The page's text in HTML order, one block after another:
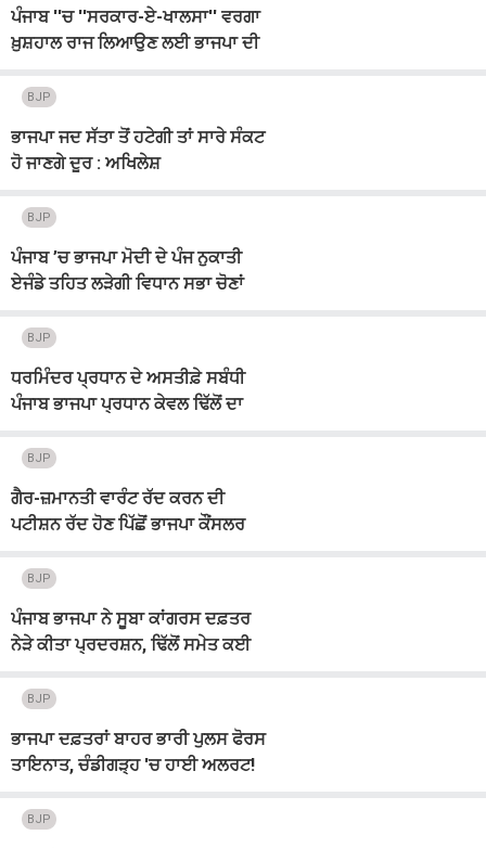
ਪੰਜਾਬ ''ਚ ''ਸਰਕਾਰ-ਏ-ਖਾਲਸਾ'' ਵਰਗਾ
ਖ਼ੁਸ਼ਹਾਲ ਰਾਜ ਲਿਆਉਣ ਲਈ ਭਾਜਪਾ ਦੀ
BJP
ਭਾਜਪਾ ਜਦ ਸੱਤਾ ਤੋਂ ਹਟੇਗੀ ਤਾਂ ਸਾਰੇ ਸੰਕਟ
ਹੋ ਜਾਣਗੇ ਦੂਰ : ਅਖਿਲੇਸ਼
BJP
ਪੰਜਾਬ ’ਚ ਭਾਜਪਾ ਮੋਦੀ ਦੇ ਪੰਜ ਨੁਕਾਤੀ
ਏਜੰਡੇ ਤਹਿਤ ਲੜੇਗੀ ਵਿਧਾਨ ਸਭਾ ਚੋਣਾਂ
BJP
ਧਰਮਿੰਦਰ ਪ੍ਰਧਾਨ ਦੇ ਅਸਤੀਫ਼ੇ ਸਬੰਧੀ
ਪੰਜਾਬ ਭਾਜਪਾ ਪ੍ਰਧਾਨ ਕੇਵਲ ਢਿੱਲੋਂ ਦਾ
BJP
ਗੈਰ-ਜ਼ਮਾਨਤੀ ਵਾਰੰਟ ਰੱਦ ਕਰਨ ਦੀ
ਪਟੀਸ਼ਨ ਰੱਦ ਹੋਣ ਪਿੱਛੋਂ ਭਾਜਪਾ ਕੌਂਸਲਰ
BJP
ਪੰਜਾਬ ਭਾਜਪਾ ਨੇ ਸੂਬਾ ਕਾਂਗਰਸ ਦਫ਼ਤਰ
ਨੇੜੇ ਕੀਤਾ ਪ੍ਰਦਰਸ਼ਨ, ਢਿੱਲੋਂ ਸਮੇਤ ਕਈ
BJP
ਭਾਜਪਾ ਦਫ਼ਤਰਾਂ ਬਾਹਰ ਭਾਰੀ ਪੁਲਸ ਫੋਰਸ
ਤਾਇਨਾਤ, ਚੰਡੀਗੜ੍ਹ 'ਚ ਹਾਈ ਅਲਰਟ!
BJP